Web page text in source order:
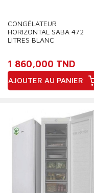
CONGÉLATEUR
HORIZONTAL SABA 472
LITRES BLANC
1 860,000 TND
AJOUTER AU PANIER